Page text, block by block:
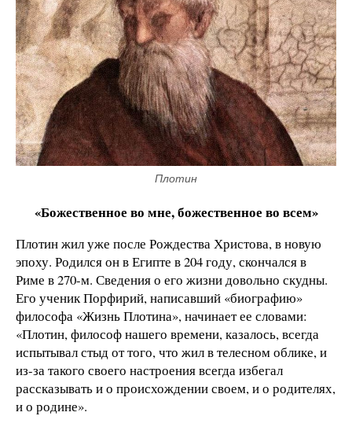
Плотин
«Божественное во мне, божественное во всем»
Плотин жил уже после Рождества Христова, в новую
эпоху. Родился он в Египте в 204 году, скончался в
Риме в 270-м. Сведения о его жизни довольно скудны.
Его ученик Порфирий, написавший «биографию»
философа «Жизнь Плотина», начинает ее словами:
«Плотин, философ нашего времени, казалось, всегда
испытывал стыд от того, что жил в телесном облике, и
из-за такого своего настроения всегда избегал
рассказывать и о происхождении своем, и о родителях,
и о родине».